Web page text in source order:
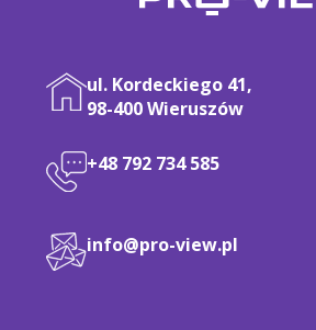
ul. Kordeckiego 41,
98-400 Wieruszów
+48 792 734 585
info@pro-view.pl